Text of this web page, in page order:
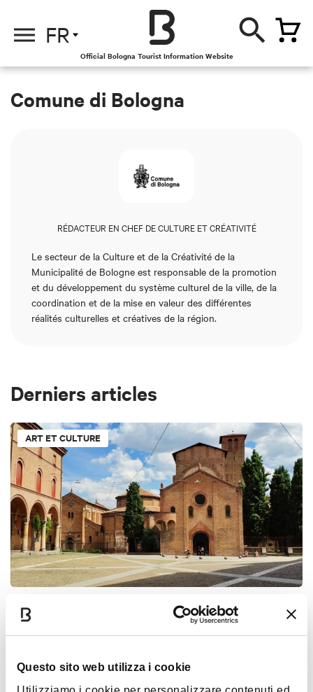
Questo sito web utilizza i cookie
FR
Official Bologna Tourist Information Website
Comune di Bologna
RÉDACTEUR EN CHEF DE CULTURE ET CRÉATIVITÉ
Le secteur de la Culture et de la Créativité de la
Municipalité de Bologne est responsable de la promotion
et du développement du système culturel de la ville, de la
coordination et de la mise en valeur des différentes
réalités culturelles et créatives de la région.
Derniers articles
ART ET CULTURE
19 mars 2020 - Comune di Bologna